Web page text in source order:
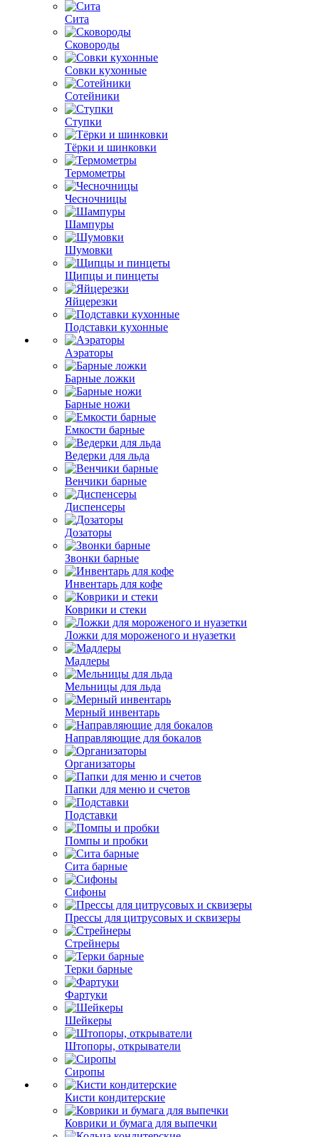
Сита
Сковороды
Совки кухонные
Сотейники
Ступки
Тёрки и шинковки
Термометры
Чесночницы
Шампуры
Шумовки
Щипцы и пинцеты
Яйцерезки
Подставки кухонные
Аэраторы
Барные ложки
Барные ножи
Емкости барные
Ведерки для льда
Венчики барные
Диспенсеры
Дозаторы
Звонки барные
Инвентарь для кофе
Коврики и стеки
Ложки для мороженого и нуазетки
Мадлеры
Мельницы для льда
Мерный инвентарь
Направляющие для бокалов
Организаторы
Папки для меню и счетов
Подставки
Помпы и пробки
Сита барные
Сифоны
Прессы для цитрусовых и сквизеры
Стрейнеры
Терки барные
Фартуки
Шейкеры
Штопоры, открыватели
Сиропы
Кисти кондитерские
Коврики и бумага для выпечки